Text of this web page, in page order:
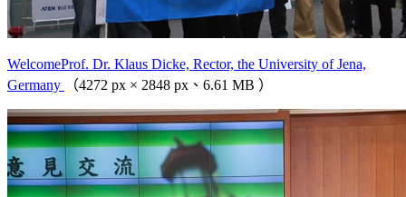
WelcomeProf. Dr. Klaus Dicke, Rector, the University of Jena,
Germany
（4272 px × 2848 px、6.61 MB ）